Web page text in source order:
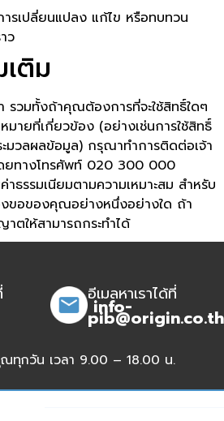
รเปลี่ยนแปลง แก้ไข หรือทบทวน
ว
ติม
วมทั้งถ้าคุณต้องการที่จะใช้สิทธิ์ใดๆ
ายที่เกี่ยวข้อง (อย่างเช่นการใช้สิทธิ์
ะมวลผลข้อมูล) กรุณาทำการติดต่อเจ้า
ดยทางโทรศัพท์ 020 300 000
าธรรมเนียมตามความเหมาะสม สำหรับ
งขอของคุณอย่างหนึ่งอย่างใด ถ้า
ตให้สามารถกระทำได้
อีเมลหาเราได้ที่
info-
pib@origin.co.th
ทุกวัน เวลา 9.00 – 18.00 น.